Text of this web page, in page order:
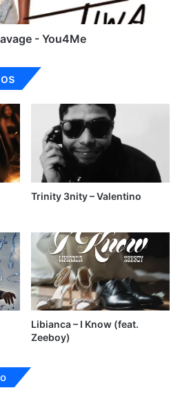
- You4Me
Trinity 3nity – Valentino
Libianca – I Know (feat.
Zeeboy)